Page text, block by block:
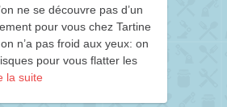
ne se découvre pas d’un
pour vous chez Tartine
n’a pas froid aux yeux: on
pour vous flatter les
la suite